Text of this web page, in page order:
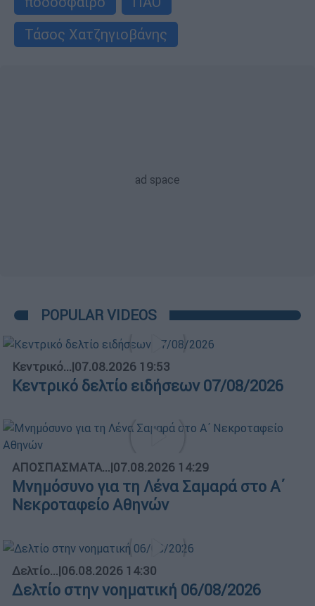
Τάσος Χατζηγιοβάνης
POPULAR VIDEOS
Κεντρικό...|07.08.2026 19:53
Κεντρικό δελτίο ειδήσεων 07/08/2026
ΑΠΟΣΠΑΣΜΑΤΑ...|07.08.2026 14:29
Μνημόσυνο για τη Λένα Σαμαρά στο Α΄
Νεκροταφείο Αθηνών
Δελτίο...|06.08.2026 14:30
Δελτίο στην νοηματική 06/08/2026